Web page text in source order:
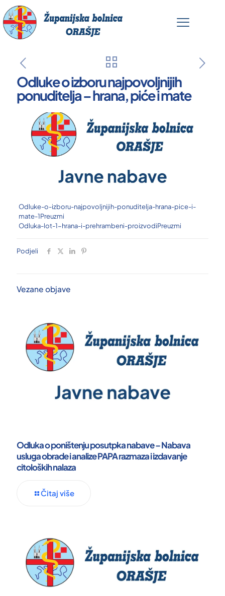
Odluke o izboru najpovoljnijih
ponuditelja – hrana, piće i mate
Odluke-o-izboru-najpovoljnijih-ponuditelja-hrana-pice-i-
mate-1Preuzmi
Odluka-lot-1-hrana-i-prehrambeni-proizvodiPreuzmi
Podjeli
Vezane objave
Odluka o poništenju posutpka nabave – Nabava
usluga obrade i analize PAPA razmaza i izdavanje
citoloških nalaza
Čitaj više